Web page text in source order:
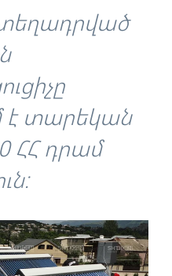
տեղադրված
է տարեկան
ՀՀ դրամ